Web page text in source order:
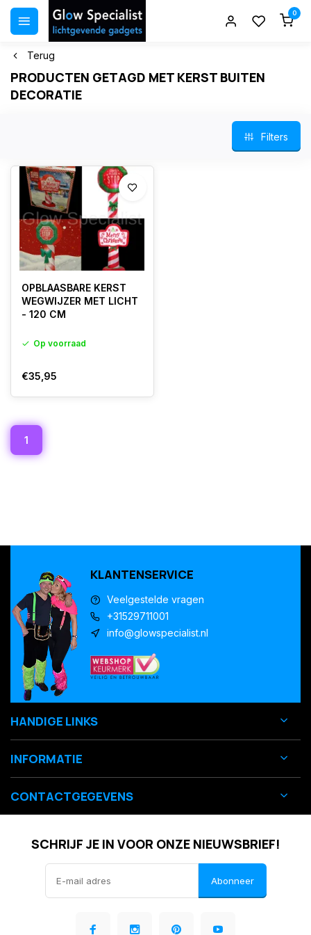
0
Terug
PRODUCTEN GETAGD MET KERST BUITEN
DECORATIE
Filters
OPBLAASBARE KERST
WEGWIJZER MET LICHT
- 120 CM
Op voorraad
€35,95
1
KLANTENSERVICE
Veelgestelde vragen
+31529711001
info@glowspecialist.nl
HANDIGE LINKS
INFORMATIE
CONTACTGEGEVENS
SCHRIJF JE IN VOOR ONZE NIEUWSBRIEF!
Abonneer